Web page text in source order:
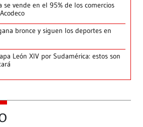
se vende en el 95% de los comercios
bronce y siguen los deportes en
León XIV por Sudamérica: estos son